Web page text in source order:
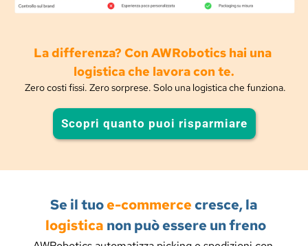
La differenza? Con AWRobotics hai una
logistica che lavora con te.
Zero costi fissi. Zero sorprese. Solo una logistica che funziona.
Scopri quanto puoi risparmiare
Se il tuo e-commerce
logistica non può essere un freno